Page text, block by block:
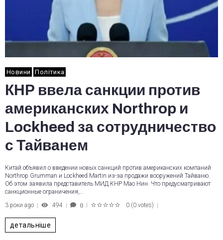
Новини Політика
КНР ввела санкции против
американских Northrop и
Lockheed за сотрудничество
с Тайванем
Китай объявил о введении новых санкций против американских компаний
Northrop Grumman и Lockheed Martin из-за продажи вооружений Тайваню.
Об этом заявила представитель МИД КНР Мао Нин. Что предусматривают
санкционные ограничения,…
3 роки ago
494 0 0 (0 votes)
детальніше